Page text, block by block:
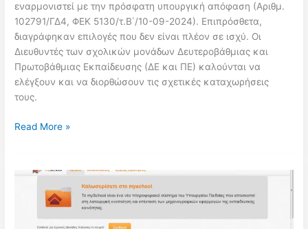
εναρμονιστεί με την πρόσφατη υπουργική απόφαση (Αριθμ.
102791/ΓΔ4, ΦΕΚ 5130/τ.Β΄/10-09-2024). Επιπρόσθετα,
διαγράφηκαν επιλογές που δεν είναι πλέον σε ισχύ. Οι
Διευθυντές των σχολικών μονάδων Δευτεροβάθμιας και
Πρωτοβάθμιας Εκπαίδευσης (ΔΕ και ΠΕ) καλούνται να
ελέγξουν και να διορθώσουν τις σχετικές καταχωρήσεις
τους.
MySchool
Εναρμόνιση
Δικαιολόγησης
Απουσιών
Read More »